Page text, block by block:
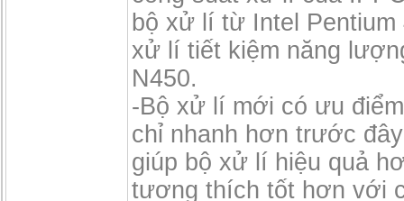
bộ xử lí từ Intel Pentium
xử lí tiết kiệm năng
N450.
-Bộ xử lí mới có ưu
chỉ nhanh hơn trước
giúp bộ xử lí hiệu quả
tương thích tốt hơn với